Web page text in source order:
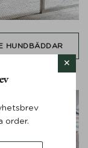
HUNDBÄDDAR
order.